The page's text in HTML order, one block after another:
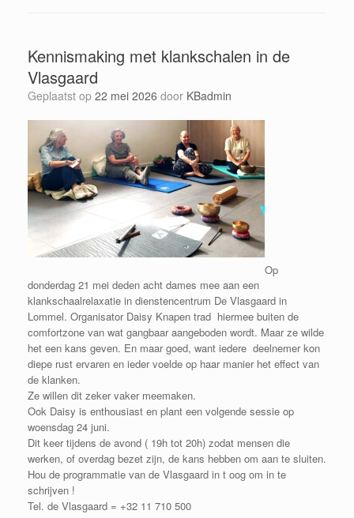
Kennismaking met klankschalen in de
Vlasgaard
Geplaatst op 22 mei 2026 door KBadmin
Op
donderdag 21 mei deden acht dames mee aan een
klankschaalrelaxatie in dienstencentrum De Vlasgaard in
Lommel. Organisator Daisy Knapen trad hiermee buiten de
comfortzone van wat gangbaar aangeboden wordt. Maar ze wilde
het een kans geven. En maar goed, want iedere deelnemer kon
diepe rust ervaren en ieder voelde op haar manier het effect van
de klanken.
Ze willen dit zeker vaker meemaken.
Ook Daisy is enthousiast en plant een volgende sessie op
woensdag 24 juni.
Dit keer tijdens de avond ( 19h tot 20h) zodat mensen die
werken, of overdag bezet zijn, de kans hebben om aan te sluiten.
Hou de programmatie van de Vlasgaard in t oog om in te
schrijven !
Tel. de Vlasgaard = +32 11 710 500